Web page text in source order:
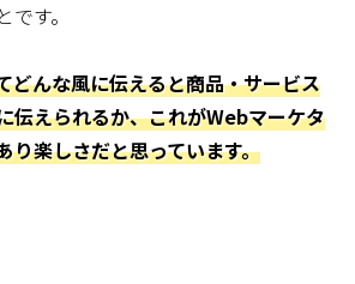
す。
どんな風に伝えると商品・サービス
伝えられるか、これがWebマーケタ
り楽しさだと思っています。